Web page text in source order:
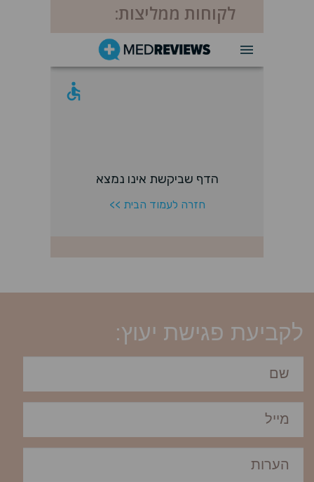
לקוחות ממליצות:
לקביעת פגישת יעוץ: